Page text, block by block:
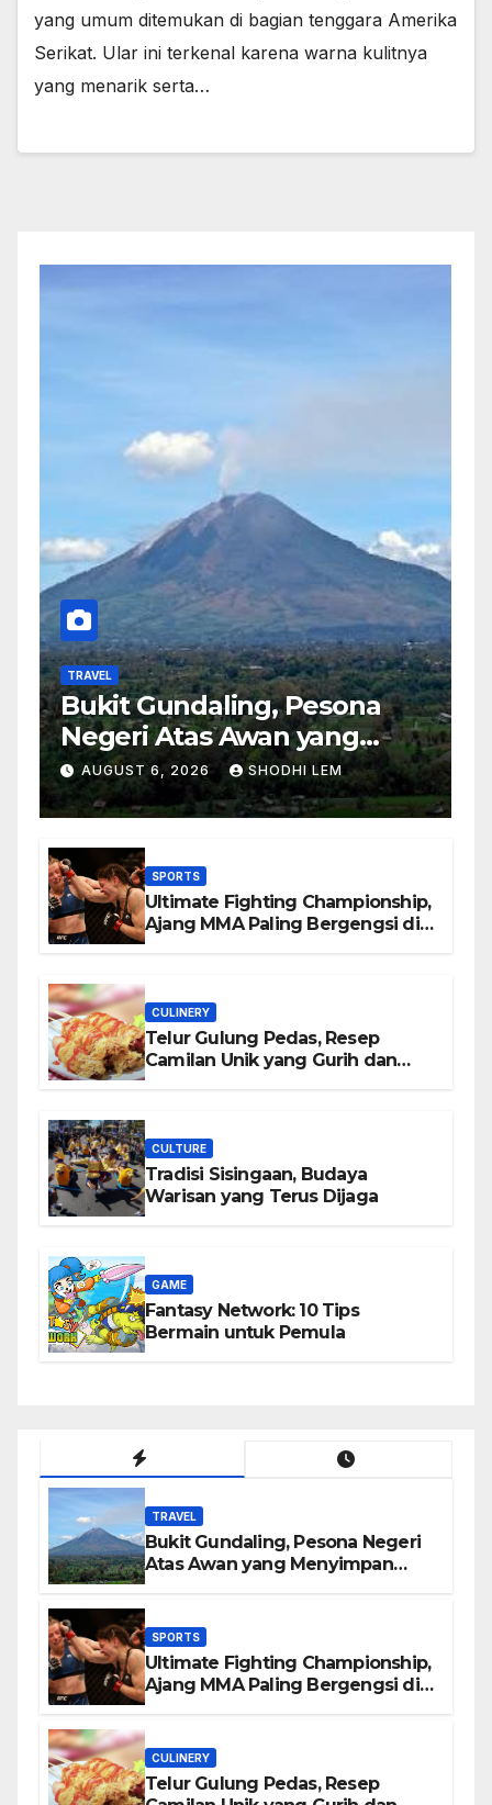
yang umum ditemukan di bagian tenggara Amerika
Serikat. Ular ini terkenal karena warna kulitnya
yang menarik serta…
TRAVEL
Bukit Gundaling, Pesona
Negeri Atas Awan yang
Menyimpan Keindahan
Alam Berkesan
AUGUST 6, 2026 SHODHI LEM
SPORTS
Ultimate Fighting Championship,
Ajang MMA Paling Bergengsi di
CULINERY
Telur Gulung Pedas, Resep
Camilan Unik yang Gurih dan
CULTURE
Tradisi Sisingaan, Budaya
Warisan yang Terus Dijaga
GAME
Fantasy Network: 10 Tips
Bermain untuk Pemula
TRAVEL
Bukit Gundaling, Pesona Negeri
Atas Awan yang Menyimpan
SPORTS
Ultimate Fighting Championship,
Ajang MMA Paling Bergengsi di
CULINERY
Telur Gulung Pedas, Resep